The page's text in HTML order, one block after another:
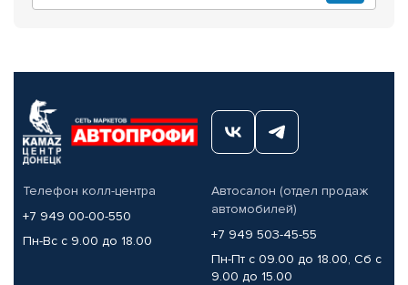
Телефон колл-центра
+7 949 00-00-550
Пн-Вс с 9.00 до 18.00
Автосалон (отдел продаж
автомобилей)
+7 949 503-45-55
Пн-Пт с 09.00 до 18.00, Сб с
9.00 до 15.00